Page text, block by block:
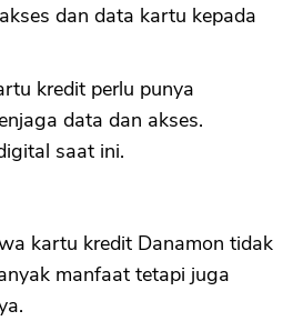
dan data kartu kepada
kredit perlu punya
data dan akses.
saat ini.
kartu kredit Danamon tidak
manfaat tetapi juga